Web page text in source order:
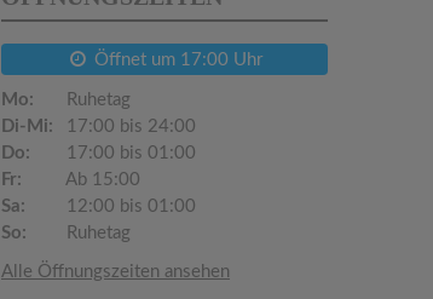
Öffnet um 17:00 Uhr
Mo:
Ruhetag
Di-Mi:
17:00 bis 24:00
Do:
17:00 bis 01:00
Fr:
Ab 15:00
Sa:
12:00 bis 01:00
So:
Ruhetag
Alle Öffnungszeiten ansehen